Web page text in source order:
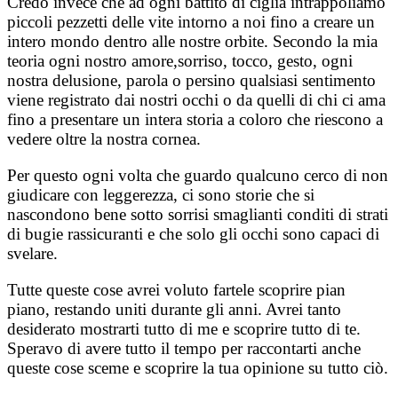
piccoli pezzetti delle vite intorno a noi fino a creare un
intero mondo dentro alle nostre orbite. Secondo la mia
teoria ogni nostro amore,sorriso, tocco, gesto, ogni
nostra delusione, parola o persino qualsiasi sentimento
viene registrato dai nostri occhi o da quelli di chi ci ama
fino a presentare un intera storia a coloro che riescono a
vedere oltre la nostra cornea.
Per questo ogni volta che guardo qualcuno cerco di non
giudicare con leggerezza, ci sono storie che si
nascondono bene sotto sorrisi smaglianti conditi di strati
di bugie rassicuranti e che solo gli occhi sono capaci di
svelare.
Tutte queste cose avrei voluto fartele scoprire pian
piano, restando uniti durante gli anni. Avrei tanto
desiderato mostrarti tutto di me e scoprire tutto di te.
Speravo di avere tutto il tempo per raccontarti anche
queste cose sceme e scoprire la tua opinione su tutto ciò.